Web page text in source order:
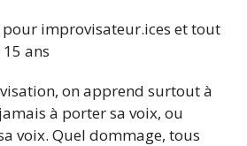
pour improvisateur.ices et tout
ans
on apprend surtout à
à porter sa voix, ou
voix. Quel dommage, tous